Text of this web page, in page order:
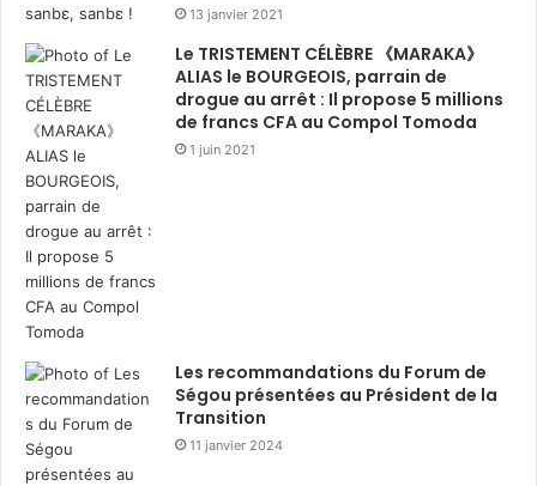
13 janvier 2021
Le TRISTEMENT CÉLÈBRE 《MARAKA》
ALIAS le BOURGEOIS, parrain de
drogue au arrêt : Il propose 5 millions
de francs CFA au Compol Tomoda
1 juin 2021
Les recommandations du Forum de
Ségou présentées au Président de la
Transition
11 janvier 2024